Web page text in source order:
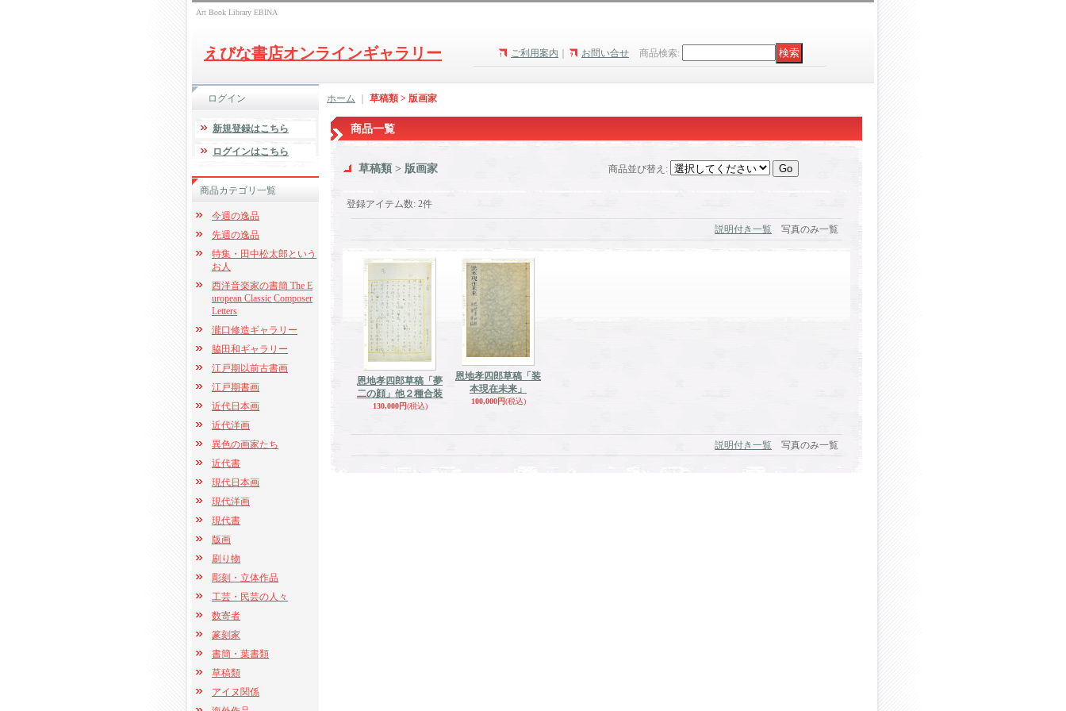
Art Book Library EBINA
えびな書店オンラインギャラリー ご利用案内 お問い合せ 商品検索:
ログイン
新規登録はこちら
ログインはこちら
商品カテゴリ一覧
今週の逸品
先週の逸品
特集・田中松太郎という
お人
西洋音楽家の書簡 The E
uropean Classic Composer
Letters
瀧口修造ギャラリー
脇田和ギャラリー
江戸期以前古書画
江戸期書画
近代日本画
近代洋画
異色の画家たち
近代書
現代日本画
現代洋画
現代書
版画
刷り物
彫刻・立体作品
工芸・民芸の人々
数寄者
篆刻家
書簡・葉書類
草稿類
アイヌ関係
ホーム 草稿類 > 版画家
商品一覧
草稿類 > 版画家 商品並び替え :
登録アイテム数: 2件
説明付き一覧 写真のみ一覧
恩地孝四郎草稿「夢
二の顔」他２種合装
130,000円(税込)
恩地孝四郎草稿「装
本現在未来」
100,000円(税込)
説明付き一覧 写真のみ一覧